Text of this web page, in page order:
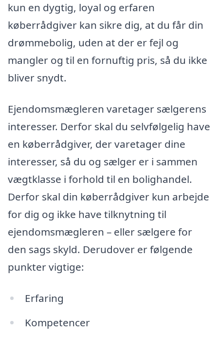
kun en dygtig, loyal og erfaren
køberrådgiver kan sikre dig, at du får din
drømmebolig, uden at der er fejl og
mangler og til en fornuftig pris, så du ikke
bliver snydt.
Ejendomsmægleren varetager sælgerens
interesser. Derfor skal du selvfølgelig have
en køberrådgiver, der varetager dine
interesser, så du og sælger er i sammen
vægtklasse i forhold til en bolighandel.
Derfor skal din køberrådgiver kun arbejde
for dig og ikke have tilknytning til
ejendomsmægleren – eller sælgere for
den sags skyld. Derudover er følgende
punkter vigtige:
Erfaring
Kompetencer